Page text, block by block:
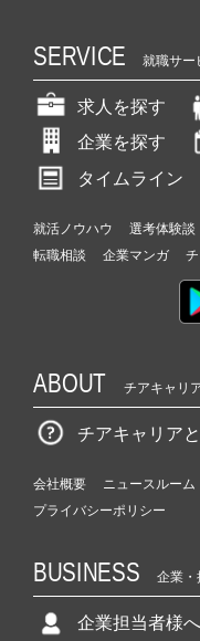
SERVICE 就職サー
求人を探す
企業を探す
タイムライン
就活ノウハウ 選考体験談
転職相談
企業マンガ
ABOUT チアキャリ
チアキャリア
会社概要 ニュースルーム
プライバシーポリシー
BUSINESS 企業・
企業担当者様へ